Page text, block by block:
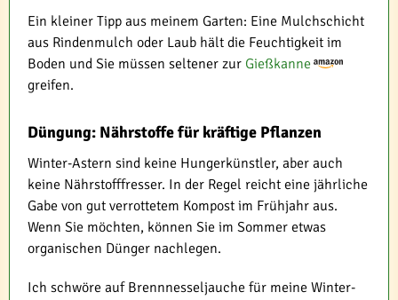
Ein kleiner Tipp aus meinem Garten: Eine Mulchschicht
aus Rindenmulch oder Laub hält die Feuchtigkeit im
Boden und Sie müssen seltener zur Gießkanne
greifen.
Düngung: Nährstoffe für kräftige Pflanzen
Winter-Astern sind keine Hungerkünstler, aber auch
keine Nährstofffresser. In der Regel reicht eine jährliche
Gabe von gut verrottetem Kompost im Frühjahr aus.
Wenn Sie möchten, können Sie im Sommer etwas
organischen Dünger nachlegen.
Ich schwöre auf Brennnesseljauche für meine Winter-